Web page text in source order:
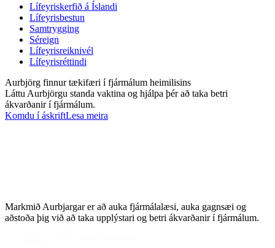
Lífeyriskerfið á Íslandi
Lífeyrisbestun
Samtrygging
Séreign
Lífeyrisreiknivél
Lífeyrisréttindi
Aurbjörg finnur tækifæri í fjármálum heimilisins
Láttu Aurbjörgu standa vaktina og hjálpa þér að taka betri
ákvarðanir í fjármálum.
Komdu í áskriftLesa meira
Markmið Aurbjargar er að auka fjármálalæsi, auka gagnsæi og
aðstoða þig við að taka upplýstari og betri ákvarðanir í fjármálum.